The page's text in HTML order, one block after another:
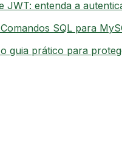
JWT: entenda a
SQL para
guia prático para